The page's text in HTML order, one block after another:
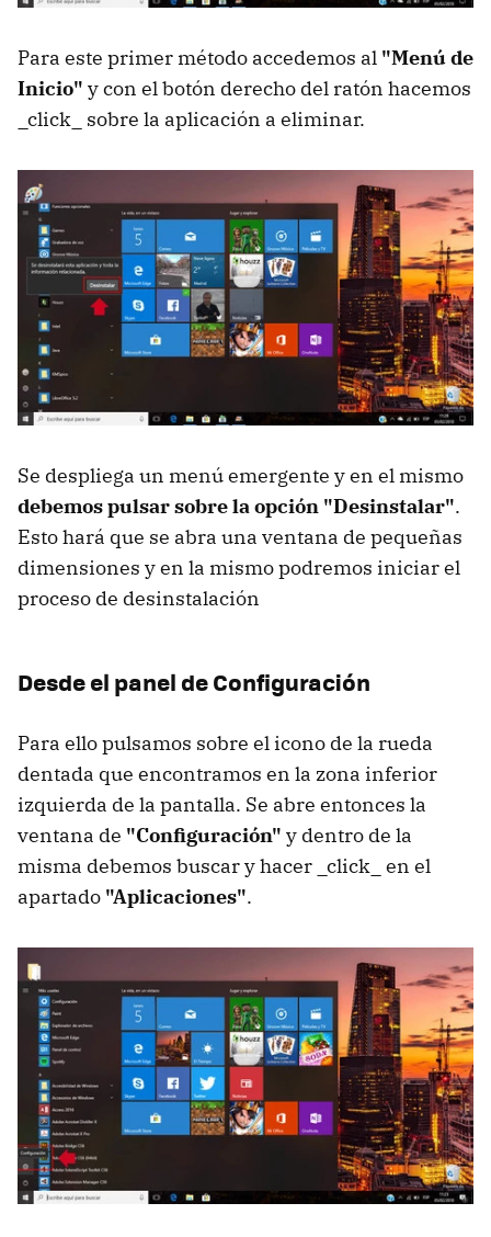
Para este primer método accedemos al "Menú de
Inicio" y con el botón derecho del ratón hacemos
_click_ sobre la aplicación a eliminar.
Se despliega un menú emergente y en el mismo
debemos pulsar sobre la opción "Desinstalar".
Esto hará que se abra una ventana de pequeñas
dimensiones y en la mismo podremos iniciar el
proceso de desinstalación
Desde el panel de Configuración
Para ello pulsamos sobre el icono de la rueda
dentada que encontramos en la zona inferior
izquierda de la pantalla. Se abre entonces la
ventana de "Configuración" y dentro de la
misma debemos buscar y hacer _click_ en el
apartado "Aplicaciones".